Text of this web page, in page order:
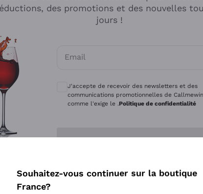
Producteurs
Mascarello Bartolo
Rinaldi Giuseppe
Tenuta San Leonardo
Les
Vins
Vins
Vins
des promotions et des nouvelles
jours !
Email
Consentements optionnels pour
J'accepte de recevoir des newsletters et des
communications promotionnelles de
comme l'exige le .Politique de confidentialité
Enregistre-moi
plus d'informations, veuillez lire notrePolitique de confidentialité
Souhaitez-vous continuer sur la boutique
France?